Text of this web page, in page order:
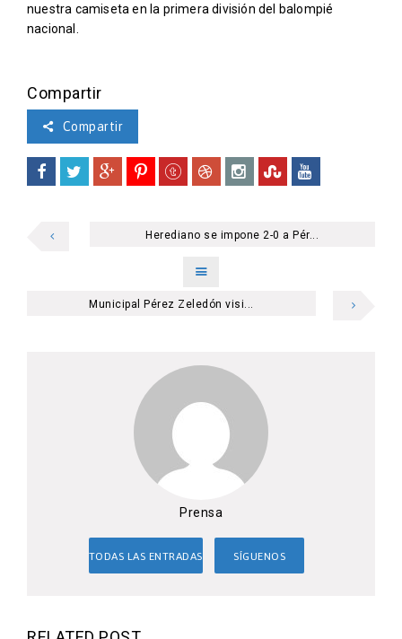
nuestra camiseta en la primera división del balompié
nacional.
Compartir
Compartir
Herediano se impone 2-0 a Pér...
Municipal Pérez Zeledón visi...
Prensa
TODAS LAS ENTRADAS SÍGUENOS